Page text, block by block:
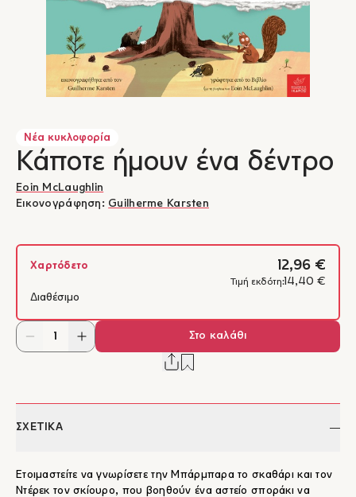
Νέα κυκλοφορία
Κάποτε ήμουν ένα δέντρο
Eoin McLaughlin
Εικονογράφηση: Guilherme Karsten
Χαρτόδετο 12,96 €
Τιμή εκδότη: 14,40 €
Διαθέσιμο
Στο καλάθι
ΣΧΕΤΙΚΑ
Ετοιμαστείτε να γνωρίσετε την Μπάρμπαρα το σκαθάρι και τον
Ντέρεκ τον σκίουρο, που βοηθούν ένα αστείο σποράκι να